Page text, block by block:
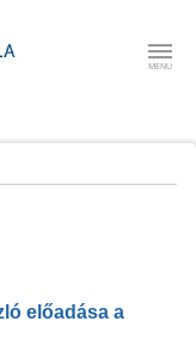
előadása a